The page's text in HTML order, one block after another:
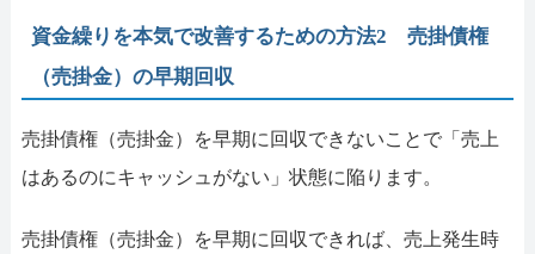
資金繰りを本気で改善するための方法2 売掛債権
（売掛金）の早期回収
売掛債権（売掛金）を早期に回収できないことで「売上
はあるのにキャッシュがない」状態に陥ります。
売掛債権（売掛金）を早期に回収できれば、売上発生時